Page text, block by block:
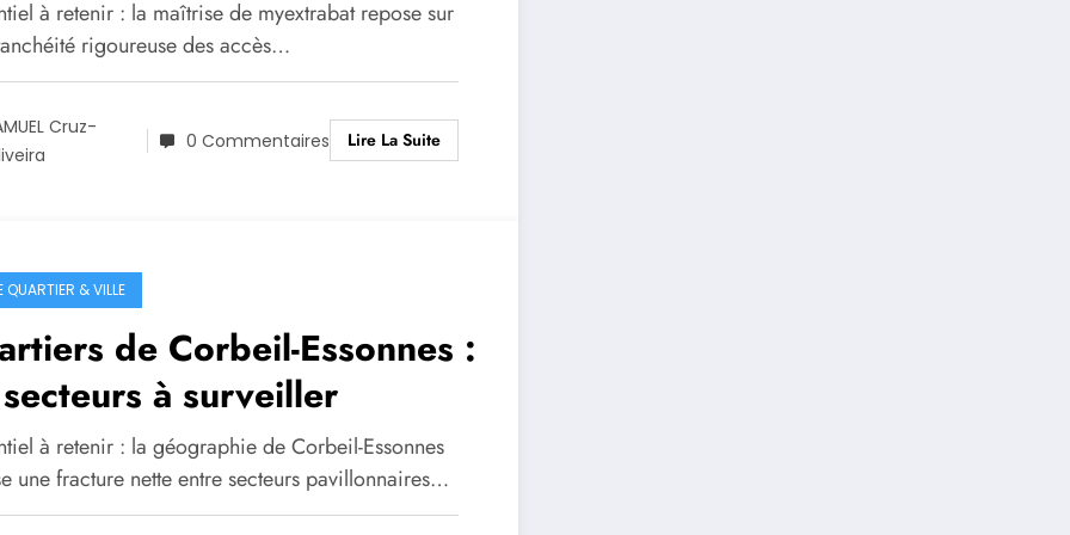
à retenir : la maîtrise de myextrabat repose sur
rigoureuse des accès…
Cruz-
0 Commentaires Lire La Suite
QUARTIER & VILLE
de Corbeil-Essonnes :
à surveiller
à retenir : la géographie de Corbeil-Essonnes
une fracture nette entre secteurs pavillonnaires…